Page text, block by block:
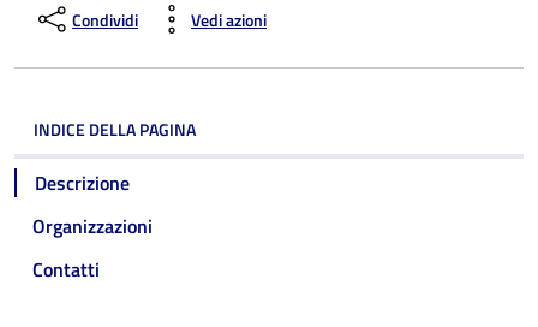
Condividi Vedi azioni
INDICE DELLA PAGINA
Descrizione
Organizzazioni
Contatti